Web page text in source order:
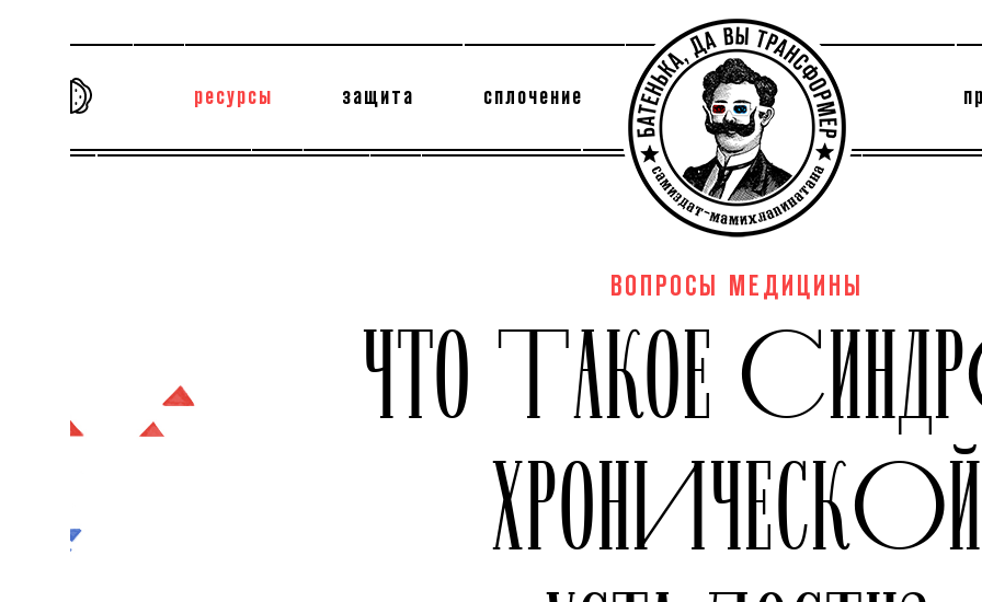
ресурсы защита сплочение
ВОПРОСЫ МЕДИЦИНЫ
ЧТО ТАКОЕ
ХРОНИЧЕСКОЙ